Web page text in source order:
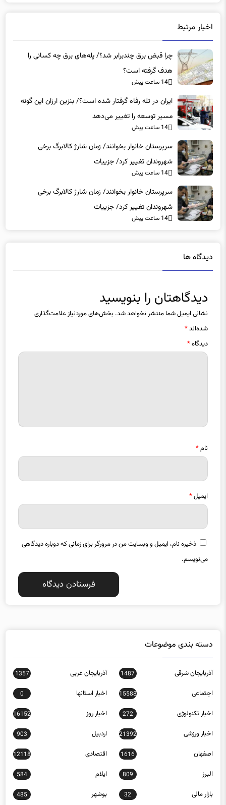
چرا قبض برق چندبرابر شد؟/ پله‌های برق چه کسانی را
هدف گرفته است؟
14 ساعت پیش
ایران در تله رفاه گرفتار شده است؟/ بنزین ارزان این گونه
مسیر توسعه را تغییر می‌دهد
سرپرستان خانوار بخوانند/ زمان شارژ کالابرگ برخی
شهروندان تغییر کرد/ جزییات
سرپرستان خانوار بخوانند/ زمان شارژ کالابرگ برخی
شهروندان تغییر کرد/ جزییات
نشانی ایمیل شما منتشر نخواهد شد.بخش‌های موردنیاز علامت‌گذاری
شده‌اند*
دیدگاه*
ایمیل*
ذخیره نام، ایمیل و وبسایت من در مرورگر برای زمانی که دوباره دیدگاهی
می‌نویسم.
آذربایجان شرقی
اجتماعی 15588 اخبار استانها 0
اخبار تکنولوژی 272 اخبار روز 16152
اخبار ورزشی 21392 اردبیل 903
اصفهان 1616 اقتصادی 12118
البرز 809 ایلام 584
بازار مالی 32 بوشهر 485
بین الملل 9653 تبلیغات 54